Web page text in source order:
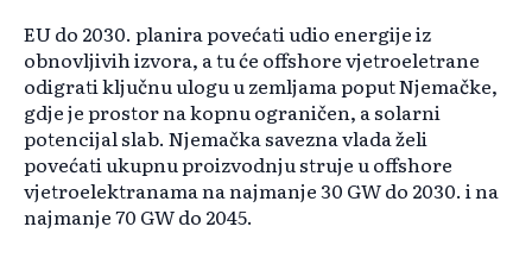
EU do 2030. planira povećati udio energije iz
obnovljivih izvora, a tu će offshore vjetroeletrane
odigrati ključnu ulogu u zemljama poput Njemačke,
gdje je prostor na kopnu ograničen, a solarni
potencijal slab. Njemačka savezna vlada želi
povećati ukupnu proizvodnju struje u offshore
vjetroelektranama na najmanje 30 GW do 2030. i na
najmanje 70 GW do 2045.